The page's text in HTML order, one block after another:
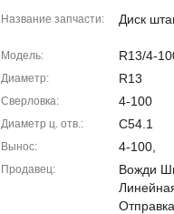
Название запчасти Диск
Модель R13/4-
Диаметр R13
Сверловка 4-100
Диаметр ц. отв. C54.1
Вынос 4-100,
Продавец
Вожди